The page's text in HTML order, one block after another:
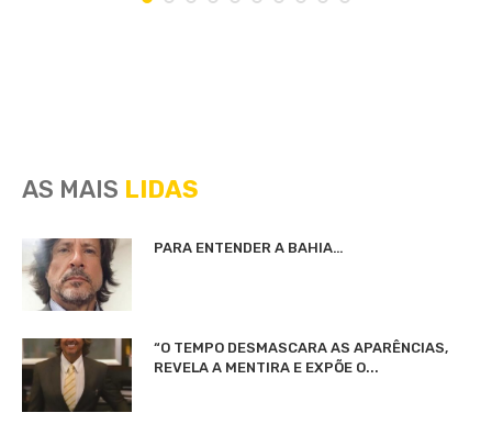
AS MAIS LIDAS
PARA ENTENDER A BAHIA…
“O TEMPO DESMASCARA AS APARÊNCIAS,
REVELA A MENTIRA E EXPÕE O...